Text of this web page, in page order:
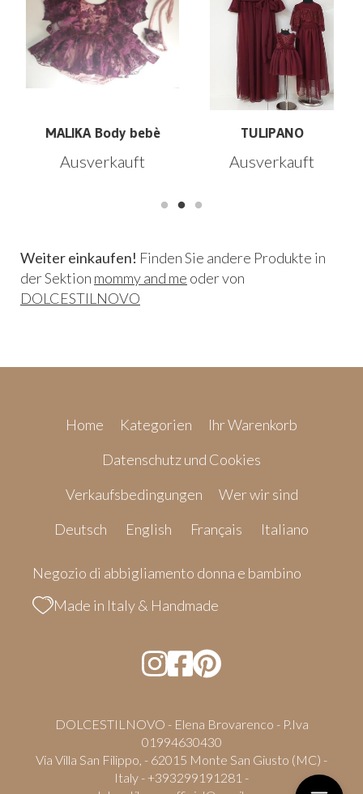
MALIKA Body bebè
Ausverkauft
TULIPANO
Ausverkauft
Weiter einkaufen! Finden Sie andere Produkte in
der Sektion mommy and me oder von
DOLCESTILNOVO
Home Kategorien
Ihr Warenkorb
Datenschutz und Cookies
Verkaufsbedingungen
Wer wir sind
Deutsch
English Français Italiano
Negozio di abbigliamento donna e bambino
Made in Italy & Handmade
DOLCESTILNOVO - Elena Brovarenco - P.Iva
01994630430
Via Villa San Filippo, - 62015 Monte San Giusto (MC) -
Italy - +393299191281 -